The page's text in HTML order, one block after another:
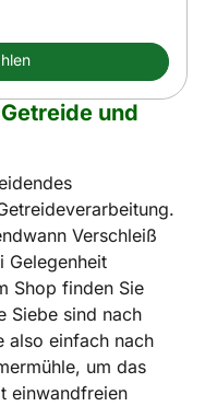
und
Verschleiß
Gelegenheit
Shop finden Sie
Siebe sind nach
also einfach nach
um das
einwandfreien